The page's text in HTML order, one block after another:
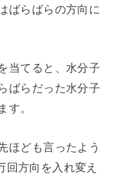
ばらばらの方向に
当てると、水分子
ばらだった水分子
す。
ほども言ったよう
方向を入れ変え